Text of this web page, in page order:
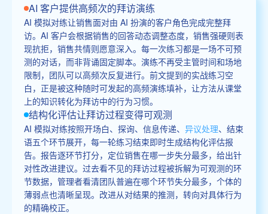
AI 客户提供高频次的拜访演练
AI 模拟对练让销售面对由 AI 扮演的客户角色完成完整拜
访。AI 客户会根据销售的回答动态调整态度，销售强硬则表
现抗拒，销售共情则愿意深入。每一次练习都是一场不可预
测的对话，而非背诵固定脚本。演练不再受主管时间和场地
限制，团队可以高频次反复进行。前文提到的实战练习空
白，正是被这种随时可发起的高频演练填补，让方法从课堂
上的知识转化为拜访中的行为习惯。
结构化评估让拜访过程变得可观测
AI 模拟对练按照开场白、探询、信息传递、 异议处理、结束
语五个环节展开，每一轮练习结束即时生成结构化评估报
告。报告逐环节打分，定位销售在哪一步失分最多，给出针
对性改进建议。过去看不见的拜访过程被拆解为可观测的环
节数据，管理者看清团队普遍在哪个环节失分最多，个体的
薄弱点也清晰呈现。改进从对结果的推测，转向对具体行为
的精确校正。